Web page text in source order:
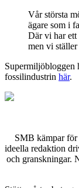
Vår största
ägare som i
Där vi har ett
men vi
Supermiljöbloggen
fossilindustrin här.
SMB kämpar för
ideella redaktion
och granskningar.